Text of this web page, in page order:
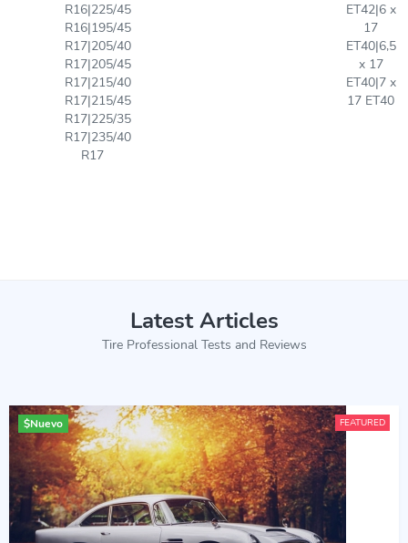
R16|225/45
R16|195/45
R17|205/40
R17|205/45
R17|215/40
R17|215/45
R17|225/35
R17|235/40
R17
ET42|6 x
17
ET40|6,5
x 17
ET40|7 x
17 ET40
Latest Articles
Tire Professional Tests and Reviews
FEATURED
$Nuevo